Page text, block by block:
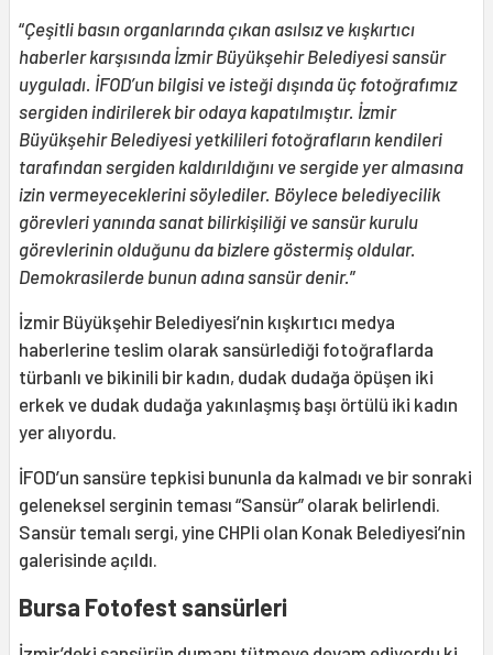
“Çeşitli basın organlarında çıkan asılsız ve kışkırtıcı
haberler karşısında İzmir Büyükşehir Belediyesi sansür
uyguladı. İFOD’un bilgisi ve isteği dışında üç fotoğrafımız
sergiden indirilerek bir odaya kapatılmıştır. İzmir
Büyükşehir Belediyesi yetkilileri fotoğrafların kendileri
tarafından sergiden kaldırıldığını ve sergide yer almasına
izin vermeyeceklerini söylediler. Böylece belediyecilik
görevleri yanında sanat bilirkişiliği ve sansür kurulu
görevlerinin olduğunu da bizlere göstermiş oldular.
Demokrasilerde bunun adına sansür denir.”
İzmir Büyükşehir Belediyesi’nin kışkırtıcı medya
haberlerine teslim olarak sansürlediği fotoğraflarda
türbanlı ve bikinili bir kadın, dudak dudağa öpüşen iki
erkek ve dudak dudağa yakınlaşmış başı örtülü iki kadın
yer alıyordu.
İFOD’un sansüre tepkisi bununla da kalmadı ve bir sonraki
geleneksel serginin teması “Sansür” olarak belirlendi.
Sansür temalı sergi, yine CHPli olan Konak Belediyesi’nin
galerisinde açıldı.
Bursa Fotofest sansürleri